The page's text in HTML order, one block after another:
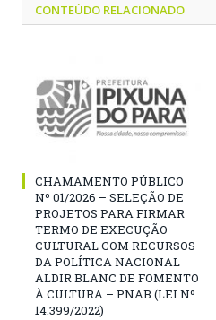
CONTEÚDO RELACIONADO
CHAMAMENTO PÚBLICO
Nº 01/2026 – SELEÇÃO DE
PROJETOS PARA FIRMAR
TERMO DE EXECUÇÃO
CULTURAL COM RECURSOS
DA POLÍTICA NACIONAL
ALDIR BLANC DE FOMENTO
À CULTURA – PNAB (LEI Nº
14.399/2022)